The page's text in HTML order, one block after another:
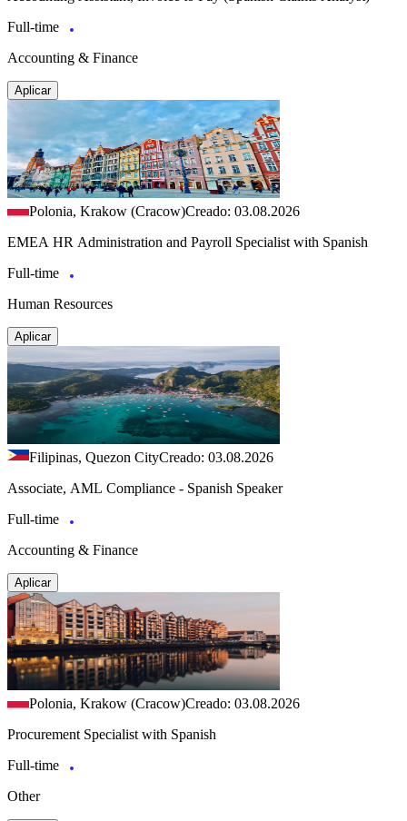
Full-time
Accounting & Finance
Aplicar
Polonia, Krakow (Cracow)Creado: 03.08.2026
EMEA HR Administration and Payroll Specialist with Spanish
Full-time
Human Resources
Aplicar
Filipinas, Quezon CityCreado: 03.08.2026
Associate, AML Compliance - Spanish Speaker
Full-time
Accounting & Finance
Aplicar
Polonia, Krakow (Cracow)Creado: 03.08.2026
Procurement Specialist with Spanish
Full-time
Other